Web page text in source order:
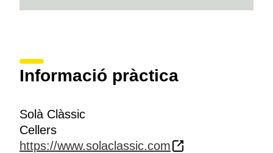
Informació pràctica
Solà Clàssic
Cellers
https://www.solaclassic.com